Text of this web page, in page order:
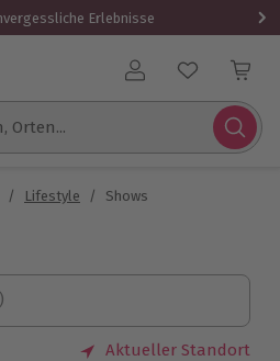
Erlebnisse
Benutzerkonto
Orten...
/ Lifestyle / Shows
Aktueller Standort